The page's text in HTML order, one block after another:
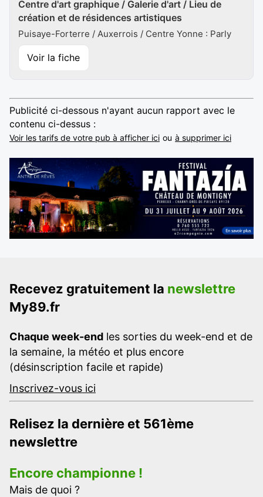
Centre d'art graphique / Galerie d'art / Lieu de
création et de résidences artistiques
Puisaye-Forterre / Auxerrois / Centre Yonne : Parly
Voir la fiche
Publicité ci-dessous n'ayant aucun rapport avec le
contenu ci-dessus :
Voir les tarifs de votre pub à afficher ici ou à supprimer ici
Recevez gratuitement la newslettre
My89.fr
Chaque week-end les sorties du week-end et de
la semaine, la météo et plus encore
(désinscription facile et rapide)
Inscrivez-vous ici
Relisez la dernière et 561ème
newslettre
Encore championne !
Mais de quoi ?